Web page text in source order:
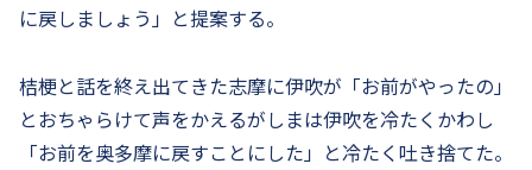
に戻しましょう」と提案する。
桔梗と話を終え出てきた志摩に伊吹が「お前がやったの」
とおちゃらけて声をかえるがしまは伊吹を冷たくかわし
「お前を奥多摩に戻すことにした」と冷たく吐き捨てた。